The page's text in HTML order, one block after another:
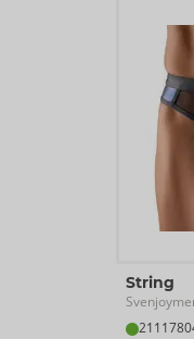
String